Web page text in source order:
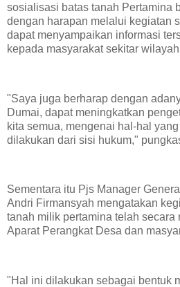
sosialisasi batas tanah Pertamina
dengan harapan melalui kegiatan
dapat menyampaikan informasi
kepada masyarakat sekitar
"Saya juga berharap dengan
Dumai, dapat meningkatkan
kita semua, mengenai hal-hal
dilakukan dari sisi hukum,"
Sementara itu Pjs Manager
Andri Firmansyah mengatakan
tanah milik pertamina telah secara
Aparat Perangkat Desa dan
"Hal ini dilakukan sebagai bentuk